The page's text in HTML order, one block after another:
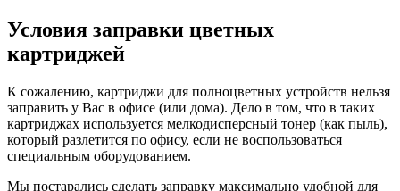
Условия заправки цветных
картриджей
К сожалению, картриджи для полноцветных устройств нельзя
заправить у Вас в офисе (или дома). Дело в том, что в таких
картриджах используется мелкодисперсный тонер (как пыль),
который разлетится по офису, если не воспользоваться
специальным оборудованием.
Мы постарались сделать заправку максимально удобной для